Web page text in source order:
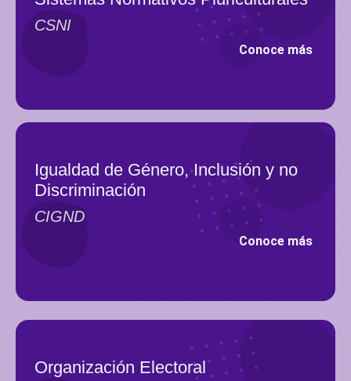
CSNI
Conoce más
Igualdad de Género, Inclusión y no
Discriminación
CIGND
Conoce más
Organización Electoral